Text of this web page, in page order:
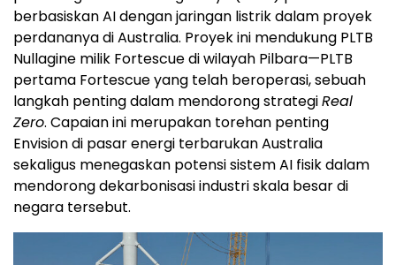
berbasiskan AI dengan jaringan listrik dalam proyek
perdananya di Australia. Proyek ini mendukung PLTB
Nullagine milik Fortescue di wilayah Pilbara—PLTB
pertama Fortescue yang telah beroperasi, sebuah
langkah penting dalam mendorong strategiReal
Zero. Capaian ini merupakan torehan penting
Envision di pasar energi terbarukan Australia
sekaligus menegaskan potensi sistem AI fisik dalam
mendorong dekarbonisasi industri skala besar di
negara tersebut.